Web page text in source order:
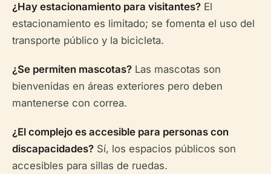
¿Hay estacionamiento para visitantes? El
estacionamiento es limitado; se fomenta el uso del
transporte público y la bicicleta.
¿Se permiten mascotas? Las mascotas son
bienvenidas en áreas exteriores pero deben
mantenerse con correa.
¿El complejo es accesible para personas con
discapacidades? Sí, los espacios públicos son
accesibles para sillas de ruedas.